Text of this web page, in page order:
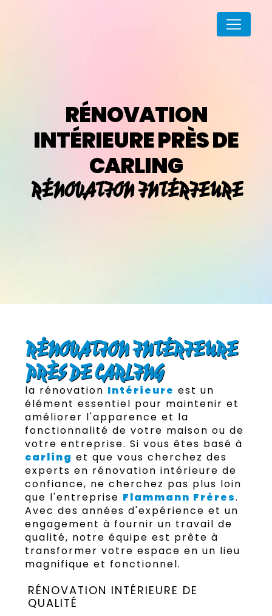
RÉNOVATION
INTÉRIEURE PRÈS DE
CARLING
RÉNOVATION INTÉRIEURE
RÉNOVATION INTÉRIEURE
PRÈS DE CARLING
la rénovation Intérieure est un
élément essentiel pour maintenir et
améliorer l'apparence et la
fonctionnalité de votre maison ou de
votre entreprise. Si vous êtes basé à
carling et que vous cherchez des
experts en rénovation intérieure de
confiance, ne cherchez pas plus loin
que l'entreprise Flammann Frères.
Avec des années d'expérience et un
engagement à fournir un travail de
qualité, notre équipe est prête à
transformer votre espace en un lieu
magnifique et fonctionnel.
RÉNOVATION INTÉRIEURE DE
QUALITÉ